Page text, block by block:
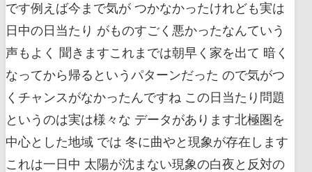
です例えば今まで気が つかなかったけれども実は
日中の日当たり がものすごく悪かったなんていう
声もよく 聞きますこれまでは朝早く家を出て 暗く
なってから帰るというパターンだった ので気がつ
くチャンスがなかったんですね この日当たり問題
というのは実は様々な データがあります北極圏を
中心とした地域 では 冬に曲やと現象が存在します
これは一日中 太陽が沈まない現象の白夜と反対の